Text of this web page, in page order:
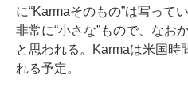
に“Karmaそのもの”は写って
非常に“小さな”もので、なお
と思われる。Karmaは米国時
れる予定。